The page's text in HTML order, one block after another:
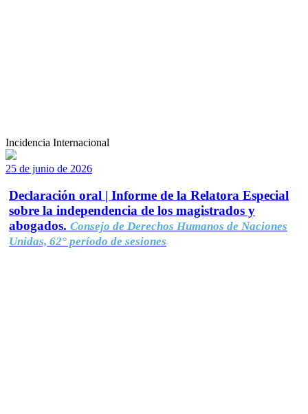
Incidencia Internacional
25 de junio de 2026
Declaración oral | Informe de la Relatora Especial
sobre la independencia de los magistrados y
abogados. Consejo de Derechos Humanos de Naciones
Unidas, 62° período de sesiones